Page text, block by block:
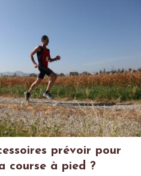
prévoir pour
course à pied ?